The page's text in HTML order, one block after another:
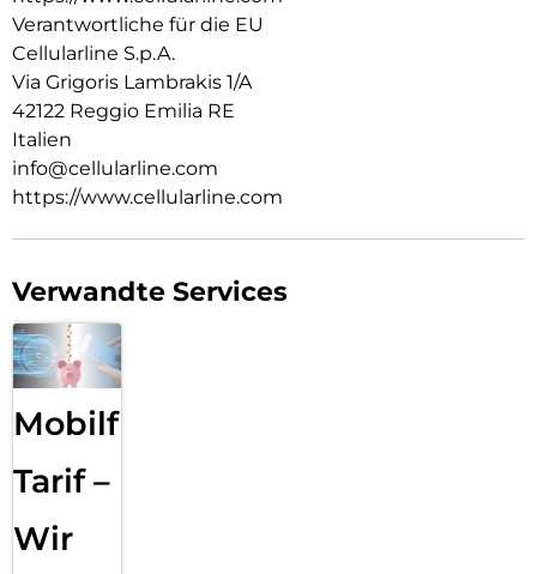
Verantwortliche für die EU
Cellularline S.p.A.
Via Grigoris Lambrakis 1/A
42122 Reggio Emilia RE
Italien
info@cellularline.com
https://www.cellularline.com
Verwandte Services
Mobilfunk
Tarif –
Wir